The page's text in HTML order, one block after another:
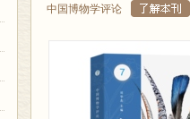
中国博物学评论